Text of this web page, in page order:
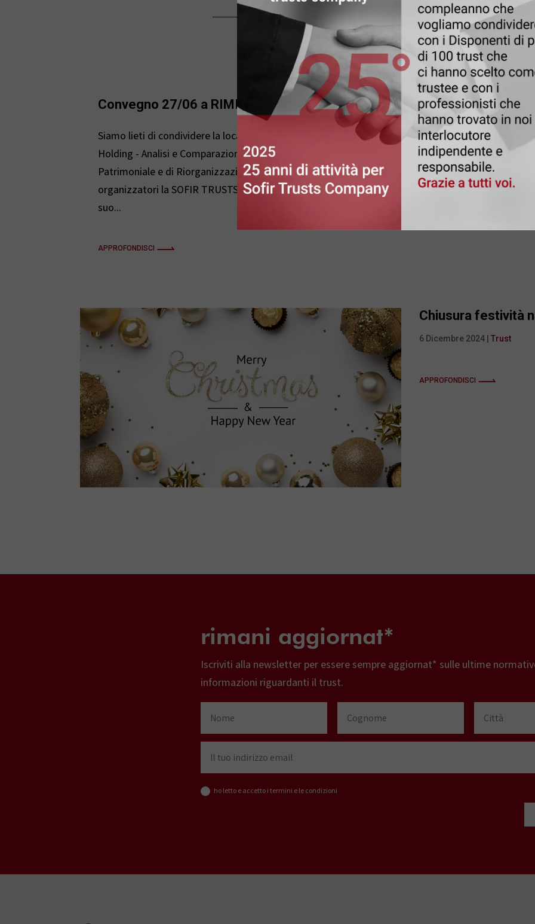
Leggi anche
Convegno 27/06 a RIMINI 6 Giugno 2025|Trust
Siamo lieti di condividere la locandina del Convegno "Trust &
Holding - Analisi e Comparazione degli strumenti di Pianificazione
Patrimoniale e di Riorganizzazione societaria" che vede tra gli
organizzatori la SOFIR TRUSTS COMPANY Srl e, tra i relatori, il
suo...
APPROFONDISCI
Chiusura festività
6 Dicembre 2024 | Trust
APPROFONDISCI
rimani aggiornat*
Iscriviti alla newsletter per essere sempre aggiornat* sulle ultime
informazioni riguardanti il trust.
ho letto e accetto i termini e le condizioni